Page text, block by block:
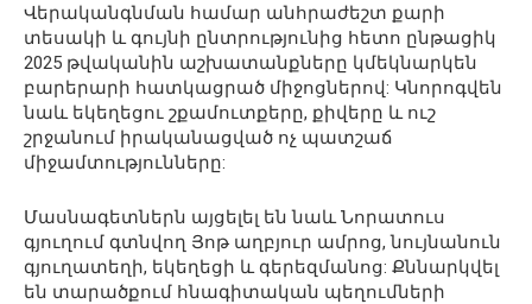
Վերականգնման համար անհրաժեշտ քարի
տեսակի և գույնի ընտրությունից հետո ընթացիկ
2025 թվականին աշխատանքները կմեկնարկեն
բարերարի հատկացրած միջոցներով: Կնորոգվեն
նաև եկեղեցու շքամուտքերը, քիվերը և ուշ
շրջանում իրականացված ոչ պատշաճ
միջամտությունները:
Մասնագետներն այցելել են նաև Նորատուս
գյուղում գտնվող Յոթ աղբյուր ամրոց, նույնանուն
գյուղատեղի, եկեղեցի և գերեզմանոց: Քննարկվել
են տարածքում հնագիտական պեղումների